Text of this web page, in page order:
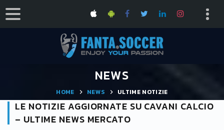
NEWS
HOME NEWS ULTIME NOTIZIE
LE NOTIZIE AGGIORNATE SU CAVANI CALCIO
– ULTIME NEWS MERCATO